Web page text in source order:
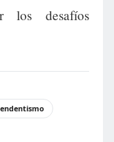
los desafíos